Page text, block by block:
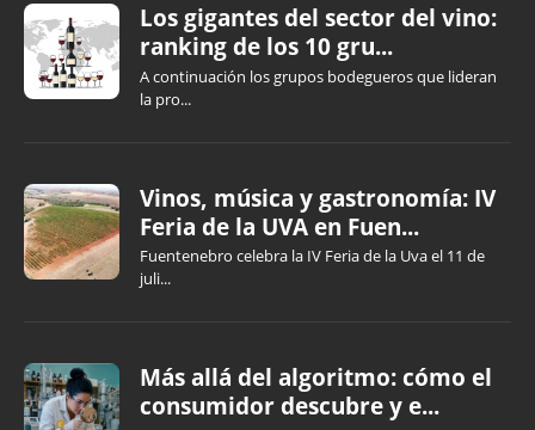
Los gigantes del sector del vino:
ranking de los 10 gru...
A continuación los grupos bodegueros que lideran
la pro...
Vinos, música y gastronomía: IV
Feria de la UVA en Fuen...
Fuentenebro celebra la IV Feria de la Uva el 11 de
juli...
Más allá del algoritmo: cómo el
consumidor descubre y e...